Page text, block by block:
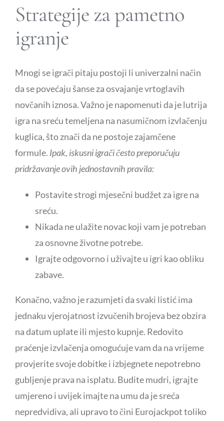
Strategije za pametno
igranje
Mnogi se igrači pitaju postoji li univerzalni način
da se povećaju šanse za osvajanje vrtoglavih
novčanih iznosa. Važno je napomenuti da je lutrija
igra na sreću temeljena na nasumičnom izvlačenju
kuglica, što znači da ne postoje zajamčene
formule. Ipak, iskusni igrači često preporučuju
pridržavanje ovih jednostavnih pravila:
Postavite strogi mjesečni budžet za igre na
sreću.
Nikada ne ulažite novac koji vam je potreban
za osnovne životne potrebe.
Igrajte odgovorno i uživajte u igri kao obliku
zabave.
Konačno, važno je razumjeti da svaki listić ima
jednaku vjerojatnost izvučenih brojeva bez obzira
na datum uplate ili mjesto kupnje. Redovito
praćenje izvlačenja omogućuje vam da na vrijeme
provjerite svoje dobitke i izbjegnete nepotrebno
gubljenje prava na isplatu. Budite mudri, igrajte
umjereno i uvijek imajte na umu da je sreća
nepredvidiva, ali upravo to čini Eurojackpot toliko